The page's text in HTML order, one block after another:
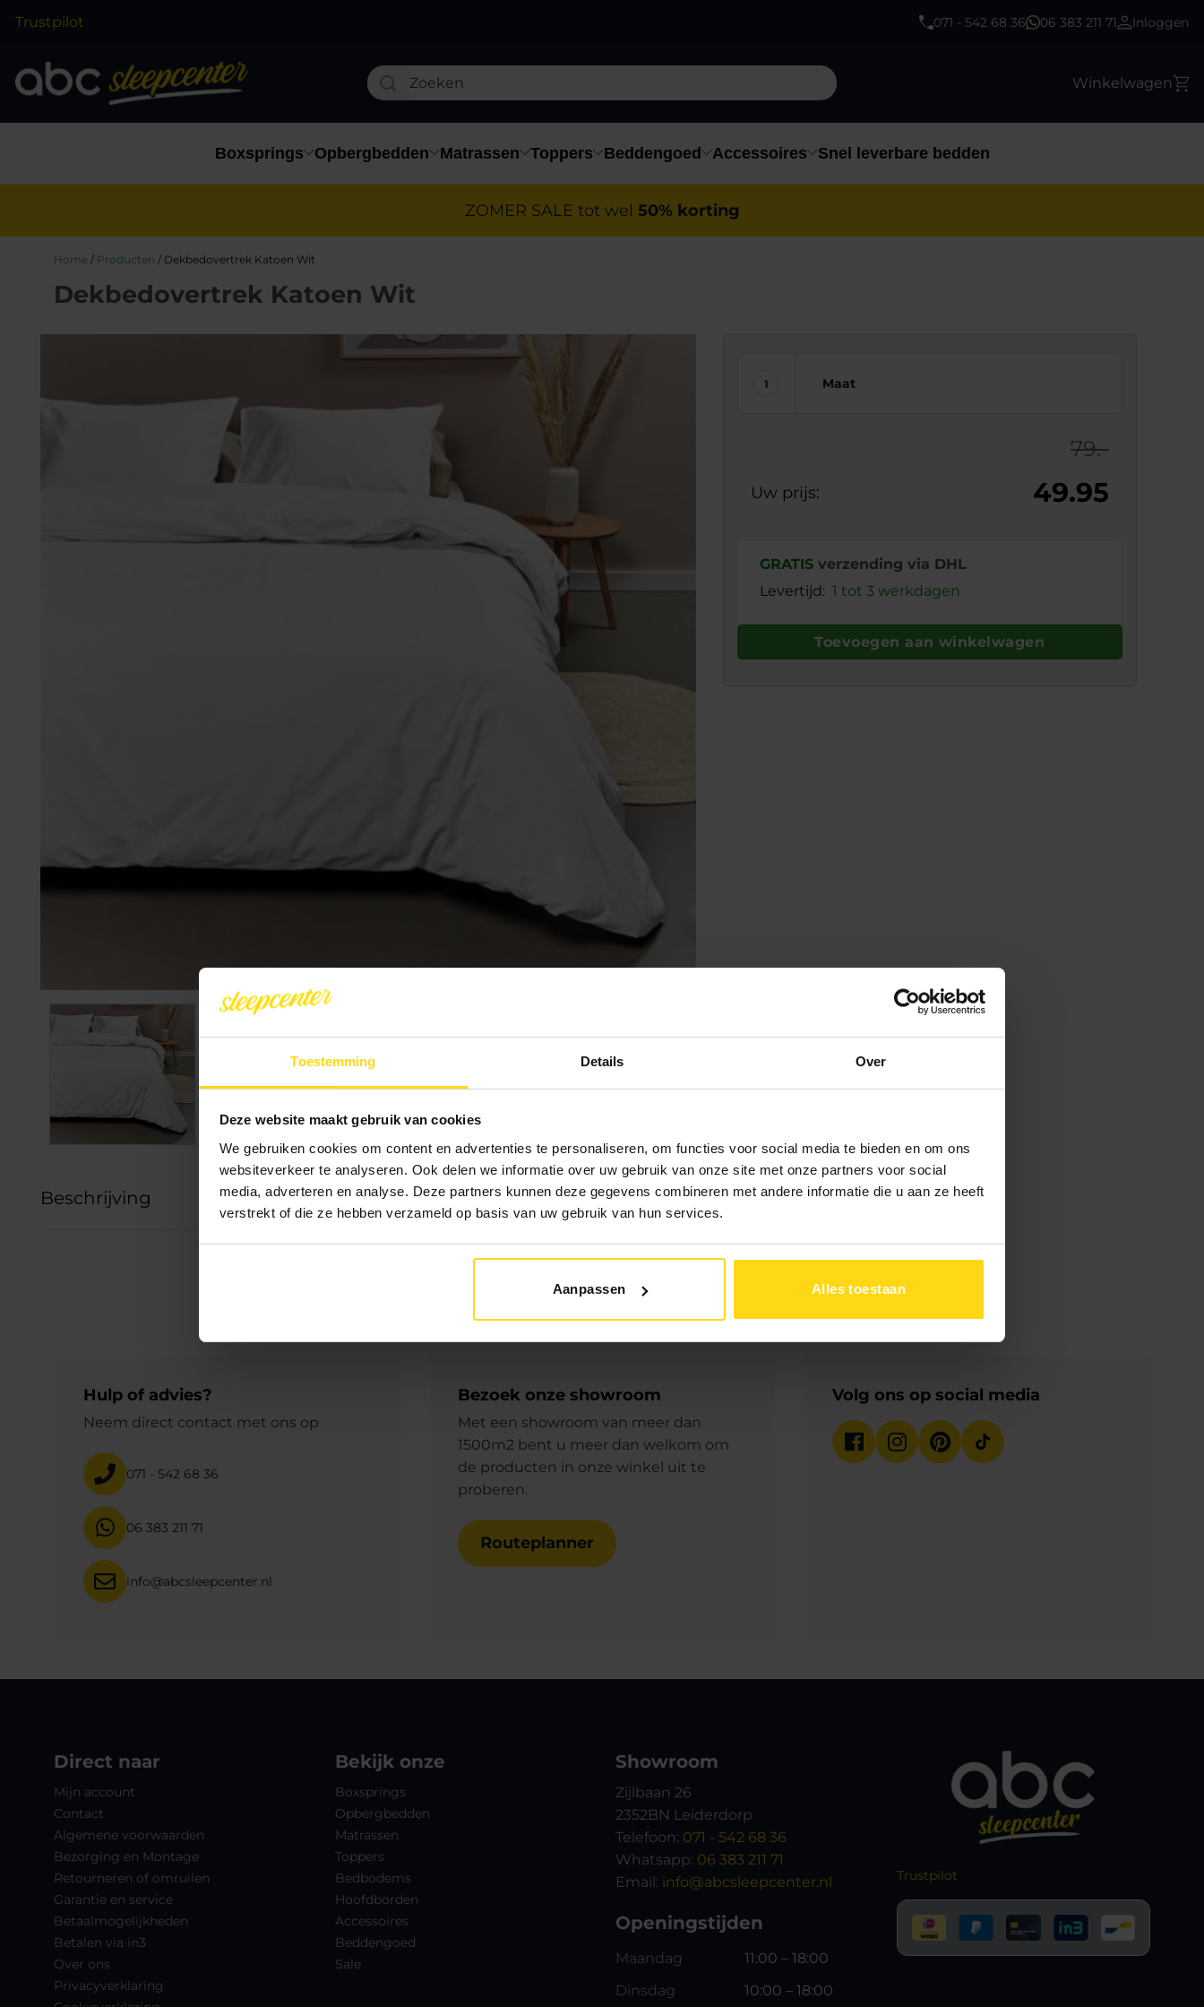
Toestemming Details Over
Deze website maakt gebruik van cookies
We gebruiken cookies om content en advertenties te personaliseren, om functies voor social media te bieden en om ons
websiteverkeer te analyseren. Ook delen we informatie over uw gebruik van onze site met onze partners voor social
media, adverteren en analyse. Deze partners kunnen deze gegevens combineren met andere informatie die u aan ze heeft
verstrekt of die ze hebben verzameld op basis van uw gebruik van hun services.
Aanpassen Alles toestaan
Trustpilot 071 - 542 68 36 06 383 211 71 Inloggen
Winkelwagen
Boxsprings Opbergbedden Matrassen Toppers Beddengoed Accessoires Snel leverbare bedden
ZOMER SALE tot wel 50% korting
Home / Producten / Dekbedovertrek Katoen Wit
Dekbedovertrek Katoen Wit
Maat
79.-
Uw prijs: 49.95
GRATIS verzending via DHL
Levertijd: 1 tot 3 werkdagen
Toevoegen aan winkelwagen
Beschrijving
Hulp of advies?
Neem direct contact met ons op
071 - 542 68 36
06 383 211 71
info@abcsleepcenter.nl
Bezoek onze showroom
Met een showroom van meer dan
1500m2 bent u meer dan welkom om
de producten in onze winkel uit te
proberen.
Routeplanner
Volg ons op social media
Direct naar
Mijn account
Contact
Algemene voorwaarden
Bezorging en Montage
Retourneren of omruilen
Garantie en service
Betaalmogelijkheden
Betalen via in3
Over ons
Privacyverklaring
Bekijk onze
Boxsprings
Opbergbedden
Matrassen
Toppers
Bedbodems
Hoofdborden
Accessoires
Beddengoed
Sale
Showroom
Zijlbaan 26
2352BN Leiderdorp
Telefoon: 071 - 542 68 36
Whatsapp: 06 383 211 71
Email: info@abcsleepcenter.nl
Openingstijden
Maandag
11:00 – 18:00
Dinsdag
10:00 – 18:00
Trustpilot